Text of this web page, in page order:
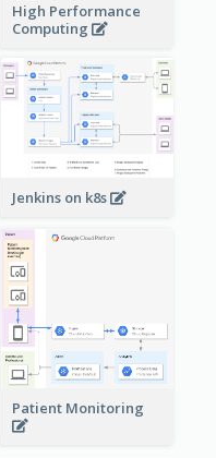
High Performance
Computing
Jenkins on k8s
Patient Monitoring